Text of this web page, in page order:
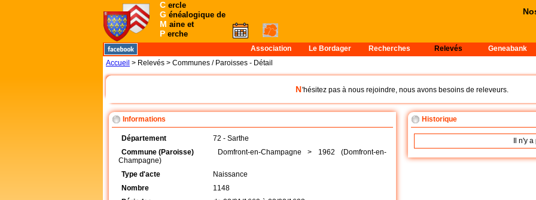
C ercle
G énéalogique de
M aine et
P erche
Association Le Bordager Recherches Relevés Geneabank
Accueil > Relevés > Communes / Paroisses - Détail
N'hésitez pas à nous rejoindre, nous avons besoins de releveurs.
Informations
Département
72 - Sarthe
Commune (Paroisse)
Domfront-en-Champagne > 1962 (Domfront-en-
Champagne)
Type d'acte
Naissance
Nombre
1148
Historique
Il n'y